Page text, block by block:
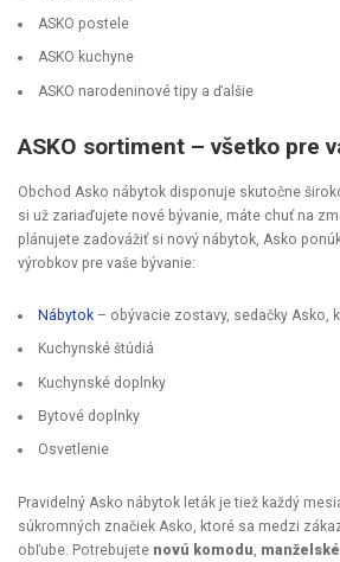
ASKO postele
ASKO kuchyne
ASKO narodeninové tipy a ďalšie
ASKO sortiment – všetko pre
Obchod Asko nábytok disponuje skutočne
si už zariaďujete nové bývanie, máte chuť na
plánujete zadovážiť si nový nábytok, Asko
výrobkov pre vaše bývanie:
Nábytok – obývacie zostavy, sedačky Asko,
Kuchynské štúdiá
Kuchynské doplnky
Bytové doplnky
Osvetlenie
Pravidelný Asko nábytok leták je tiež každý
súkromných značiek Asko, ktoré sa medzi
obľube. Potrebujete novú komodu